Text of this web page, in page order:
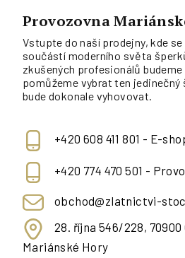
Provozovna
Vstupte do naší prodejny, kde
součástí moderního světa
zkušených profesionálů budeme
pomůžeme vybrat ten jedinečný
bude dokonale vyhovovat.
+420 608 411 801 - E-
+420 774 470 501 -
obchod@zlatnictvi-
28. října 546/228, 70900
Mariánské Hory